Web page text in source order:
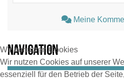
Meine
Navigation
Wir benutzen Cookies
Wir nutzen Cookies auf unserer
essenziell für den Betrieb der